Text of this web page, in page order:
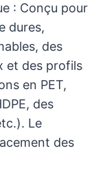
: Conçu pour
dures,
des
et des profils
en PET,
des
Le
des